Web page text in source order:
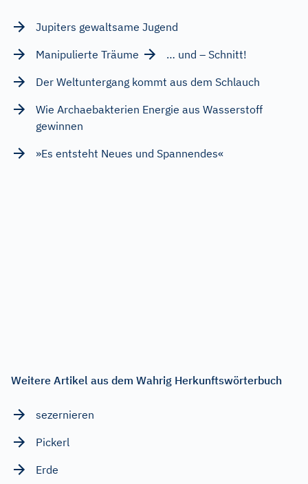
Jupiters gewaltsame Jugend
Manipulierte Träume
… und – Schnitt!
Der Weltuntergang kommt aus dem Schlauch
Wie Archaebakterien Energie aus Wasserstoff
gewinnen
»Es entsteht Neues und Spannendes«
Weitere Artikel aus dem Wahrig Herkunftswörterbuch
sezernieren
Pickerl
Erde